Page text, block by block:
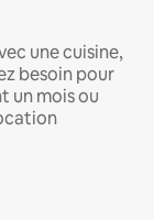
une cuisine,
besoin pour
un mois ou